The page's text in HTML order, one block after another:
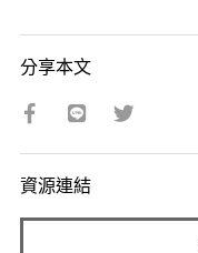
分享本文
資源連結